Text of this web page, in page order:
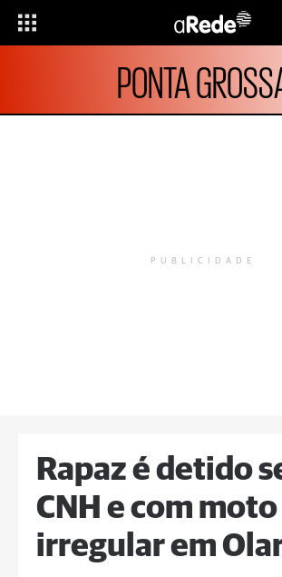
PONTA
PUBLICIDADE
Rapaz é detido
CNH e com moto
irregular em